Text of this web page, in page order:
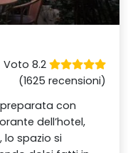
Voto 8.2
(1625 recensioni)
con
dell’hotel,
lo spazio si